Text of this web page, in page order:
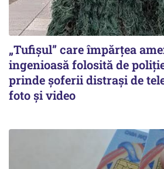
„Tufișul” care împărțea
ingenioasă folosită de
prinde șoferii distrași de
foto și video